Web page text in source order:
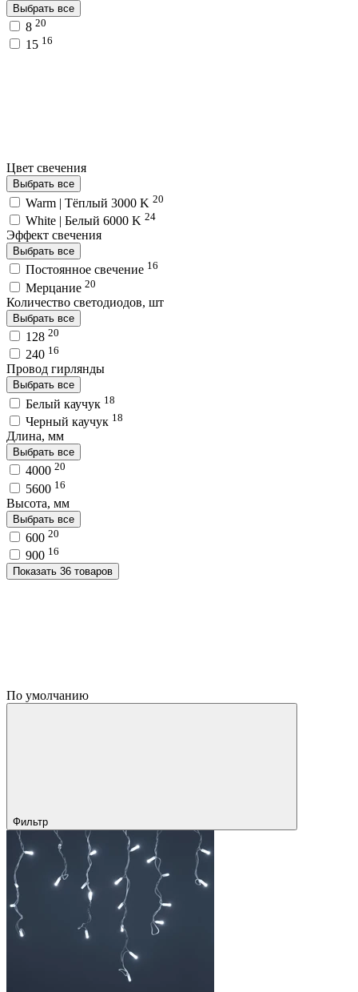
Выбрать все
8 20
15 16
Цвет свечения
Выбрать все
Warm | Тёплый 3000 K 20
White | Белый 6000 K 24
Эффект свечения
Выбрать все
Постоянное свечение 16
Мерцание 20
Количество светодиодов, шт
Выбрать все
128 20
240 16
Провод гирлянды
Выбрать все
Белый каучук 18
Черный каучук 18
Длина, мм
Выбрать все
4000 20
5600 16
Высота, мм
Выбрать все
600 20
900 16
Показать 36 товаров
По умолчанию
Фильтр